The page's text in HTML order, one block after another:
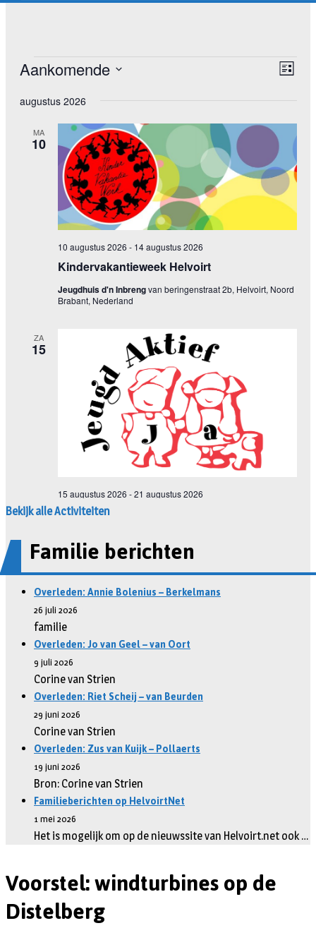
Bekijk alle Activiteiten
Familie berichten
Overleden: Annie Bolenius – Berkelmans
26 juli 2026
familie
Overleden: Jo van Geel – van Oort
9 juli 2026
Corine van Strien
Overleden: Riet Scheij – van Beurden
29 juni 2026
Corine van Strien
Overleden: Zus van Kuijk – Pollaerts
19 juni 2026
Bron: Corine van Strien
Familieberichten op HelvoirtNet
1 mei 2026
Het is mogelijk om op de nieuwssite van Helvoirt.net ook …
Voorstel: windturbines op de
Distelberg